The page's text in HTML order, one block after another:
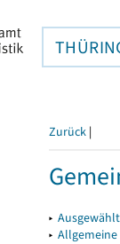
Zurück |
▸
▸